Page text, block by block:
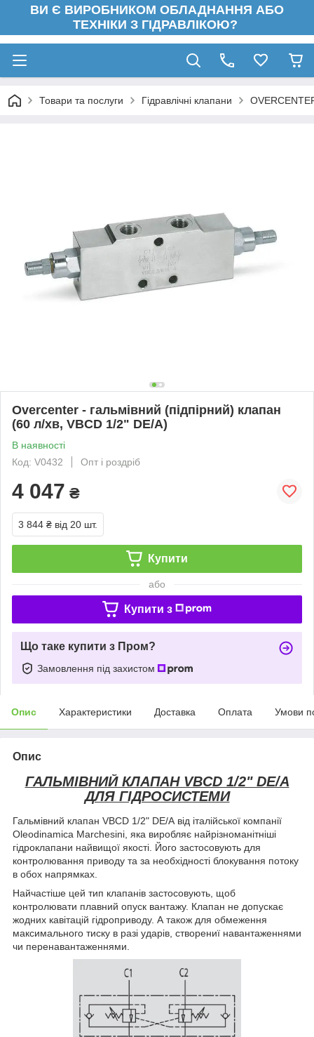
ВИ Є ВИРОБНИКОМ ОБЛАДНАННЯ АБО
ТЕХНІКИ З ГІДРАВЛІКОЮ?
Товари та послуги Гідравлічні клапани
Overcenter - гальмівний (підпірний) клапан
(60 л/хв, VBCD 1/2" DE/A)
В наявності
Код: V0432
Опт і роздріб
4 047 ₴
3 844 ₴ від 20 шт.
Купити
або
Купити з
Що таке купити з Пром?
Замовлення під захистом
Опис Характеристики Доставка Оплата Умови
Опис
ГАЛЬМІВНИЙ КЛАПАН VBCD 1/2" DE/A
ДЛЯ ГІДРОСИСТЕМИ
Гальмівний клапан VBCD 1/2" DE/A від італійської компанії
Oleodinamica Marchesini, яка виробляє найрізноманітніші
гідроклапани найвищої якості. Його застосовують для
контролювання приводу та за необхідності блокування потоку
в обох напрямках.
Найчастіше цей тип клапанів застосовують, щоб
контролювати плавний опуск вантажу. Клапан не допускає
жодних кавітацій гідроприводу. А також для обмеження
максимального тиску в разі ударів, створениї навантаженнями
чи перенавантаженнями.